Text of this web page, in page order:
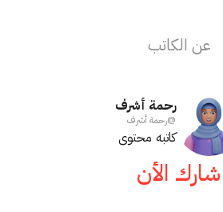
عن الكاتب
رحمة أشرف
@رحمة أشرف
كاتبه محتوى
شارك الأن